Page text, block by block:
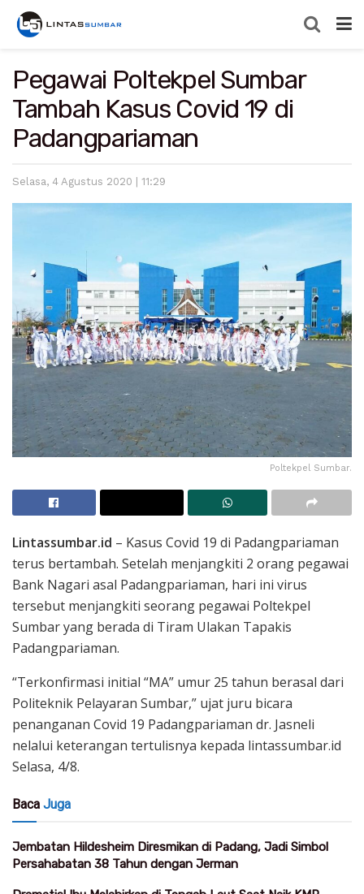
Pegawai Poltekpel Sumbar
Tambah Kasus Covid 19 di
Padangpariaman
Selasa, 4 Agustus 2020 | 11:29
Poltekpel Sumbar.
Lintassumbar.id – Kasus Covid 19 di Padangpariaman
terus bertambah. Setelah menjangkiti 2 orang pegawai
Bank Nagari asal Padangpariaman, hari ini virus
tersebut menjangkiti seorang pegawai Poltekpel
Sumbar yang berada di Tiram Ulakan Tapakis
Padangpariaman.
“Terkonfirmasi initial “MA” umur 25 tahun berasal dari
Politeknik Pelayaran Sumbar,” ujat juru bicara
penanganan Covid 19 Padangpariaman dr. Jasneli
nelalui keterangan tertulisnya kepada lintassumbar.id
Selasa, 4/8.
Baca Juga
Jembatan Hildesheim Diresmikan di Padang, Jadi Simbol
Persahabatan 38 Tahun dengan Jerman